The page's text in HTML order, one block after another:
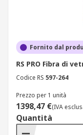
Fornito dal
RS PRO Fibra di
Codice RS 597-264
Prezzo per 1 unità
1398,47 €(IVA
Quantità